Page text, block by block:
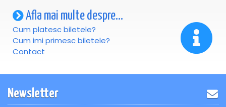
Afla mai multe despre...
Cum platesc biletele?
Cum imi primesc biletele?
Contact
Newsletter